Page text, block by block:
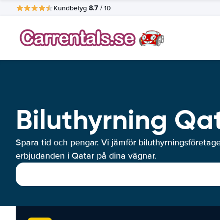
Kundbetyg 8.7 / 10
Biluthyrning
Spara tid och pengar. Vi jämför
erbjudanden i Qatar på dina vägnar.